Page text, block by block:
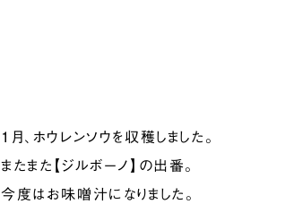
1月、ホウレンソウを収穫しました。
またまた【ジルボーノ】の出番。
今度はお味噌汁になりました。